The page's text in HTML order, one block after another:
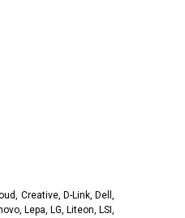
Creative, D-Link, Dell,
Lepa, LG, Liteon, LSI,